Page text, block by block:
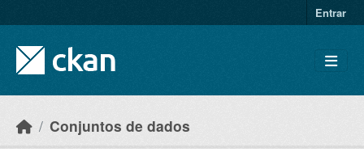
Entrar
Conjuntos de dados